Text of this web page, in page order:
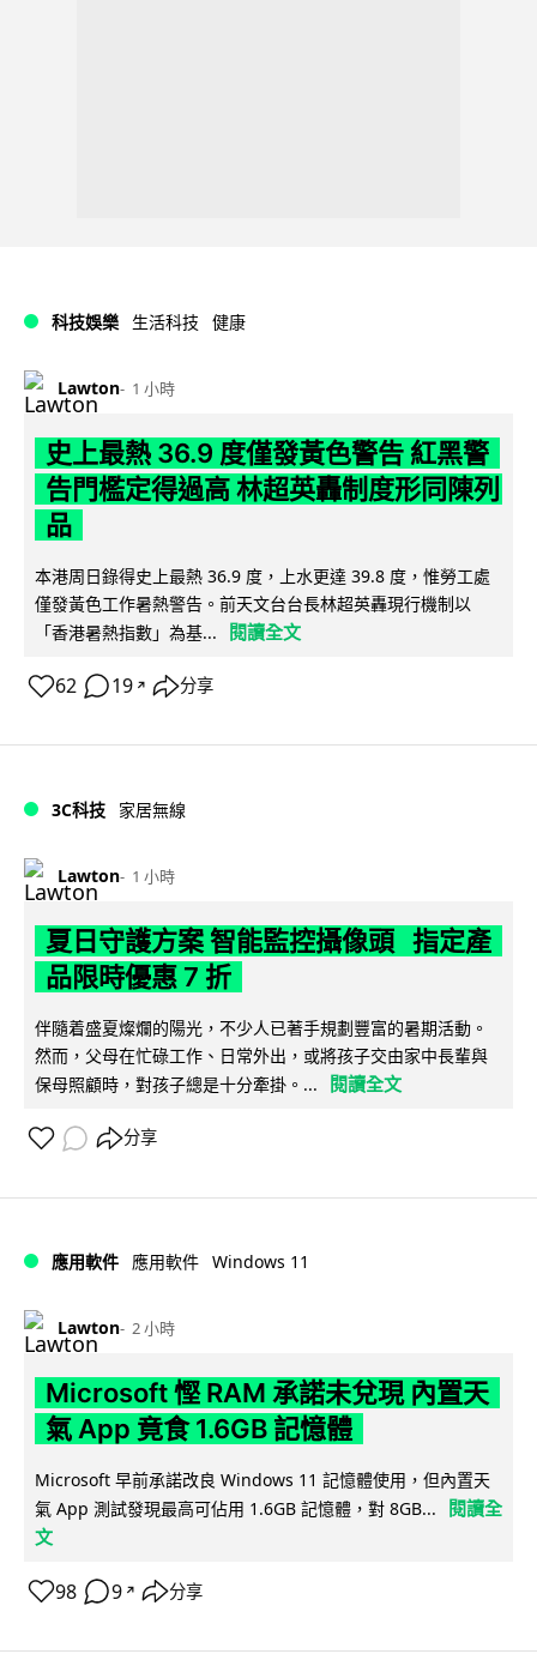
科技娛樂 生活科技 健康
Lawton 1 小時
史上最熱 36.9 度僅發黃色警告 紅黑警
告門檻定得過高 林超英轟制度形同陳列
品
本港周日錄得史上最熱 36.9 度，上水更達 39.8 度，惟勞工處
僅發黃色工作暑熱警告。前天文台台長林超英轟現行機制以
「香港暑熱指數」為基...
閱讀全文
62 19 ↗ 分享
3C科技 家居無線
Lawton 1 小時
夏日守護方案 智能監控攝像頭 指定產
品限時優惠 7 折
伴隨着盛夏燦爛的陽光，不少人已著手規劃豐富的暑期活動。
然而，父母在忙碌工作、日常外出，或將孩子交由家中長輩與
保母照顧時，對孩子總是十分牽掛。...
閱讀全文
分享
應用軟件 應用軟件 Windows 11
Lawton 2 小時
Microsoft 慳 RAM 承諾未兌現 內置天
氣 App 竟食 1.6GB 記憶體
Microsoft 早前承諾改良 Windows 11 記憶體使用，但內置天
氣 App 測試發現最高可佔用 1.6GB 記憶體，對 8GB...
閱讀全
文
98 9 ↗ 分享